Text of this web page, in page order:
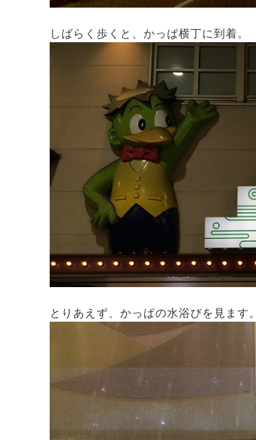
しばらく歩くと、かっぱ横丁に到着。
とりあえず、かっぱの水浴びを見ます。